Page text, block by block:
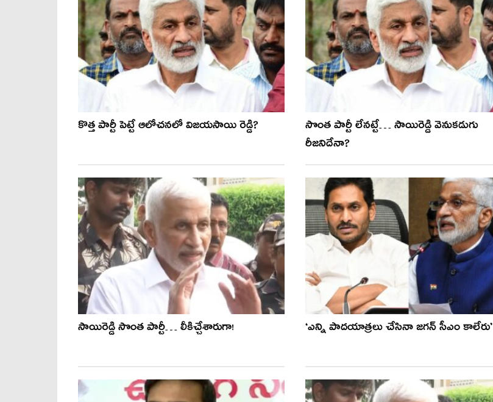
కొత్త పార్టీ పెట్టే ఆలోచనలో విజయసాయి రెడ్డి?
సొంత పార్టీ లేన‌ట్టే… సాయిరెడ్డి వెనుక‌డుగు
రీజ‌నిదేనా?
సాయిరెడ్డి సొంత పార్టీ… లీకిచ్చేశారుగా! ‘ఎన్ని పాదయాత్రలు చేసినా జగన్ సీఎం కాలేరు’